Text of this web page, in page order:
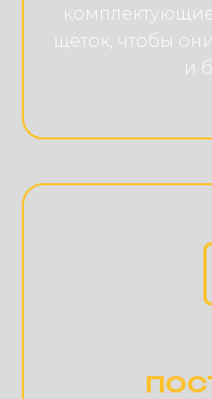
щеток, чтобы
и